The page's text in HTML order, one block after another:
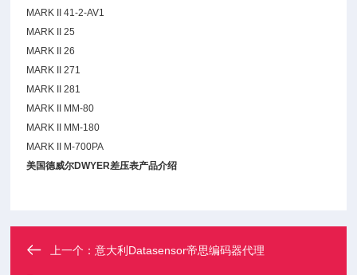
MARK II 41-2-AV1
MARK II 25
MARK II 26
MARK II 271
MARK II 281
MARK II MM-80
MARK II MM-180
MARK II M-700PA
美国德威尔DWYER差压表产品介绍
上一个：意大利Datasensor帝思编码器代理